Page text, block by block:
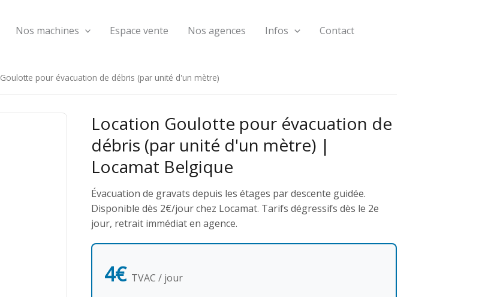
Nos machines Espace vente Nos agences Infos Contact
Goulotte pour évacuation de débris (par unité d'un mètre)
Location Goulotte pour évacuation de
débris (par unité d'un mètre) |
Locamat Belgique
Évacuation de gravats depuis les étages par descente guidée.
Disponible dès 2€/jour chez Locamat. Tarifs dégressifs dès le 2e
jour, retrait immédiat en agence.
4€ TVAC / jour